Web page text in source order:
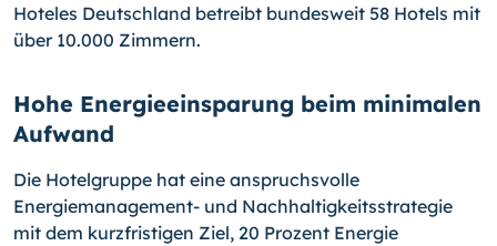
Hoteles Deutschland betreibt bundesweit 58 Hotels mit
über 10.000 Zimmern.
Hohe Energieeinsparung beim minimalen
Aufwand
Die Hotelgruppe hat eine anspruchsvolle
Energiemanagement- und Nachhaltigkeitsstrategie
mit dem kurzfristigen Ziel, 20 Prozent Energie